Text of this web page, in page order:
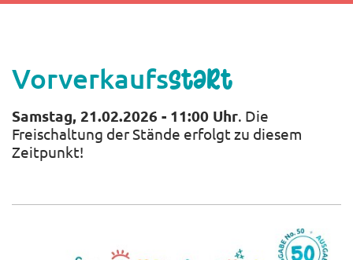
Vorverkaufsstart
Samstag, 21.02.2026 - 11:00 Uhr. Die
Freischaltung der Stände erfolgt zu diesem
Zeitpunkt!